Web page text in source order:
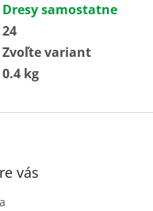
Dresy samostatne
24
Zvoľte variant
0.4 kg
vás